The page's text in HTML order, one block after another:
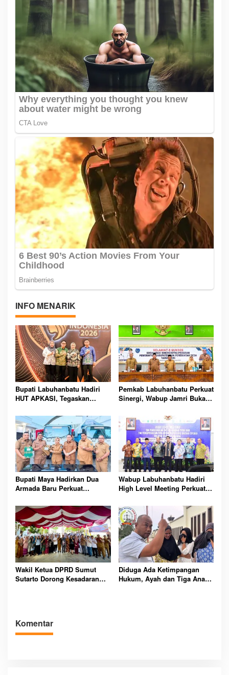
INFO MENARIK
Bupati Labuhanbatu Hadiri
HUT APKASI, Tegaskan
Pembangunan Berkelanjutan
Pemkab Labuhanbatu Perkuat
Sinergi, Wabup Jamri Buka
Desa 2026
Bupati Maya Hadirkan Dua
Armada Baru Perkuat
Labuhanbatu Bersinar
Wabup Labuhanbatu Hadiri
High Level Meeting Perkuat
Digitalisasi Daerah
Wakil Ketua DPRD Sumut
Sutarto Dorong Kesadaran
Diduga Ada Ketimpangan
Hukum, Ayah dan Tiga Anak
Komentar